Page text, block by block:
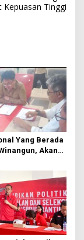
Kepuasan Tinggi
Yang Berada
Akan